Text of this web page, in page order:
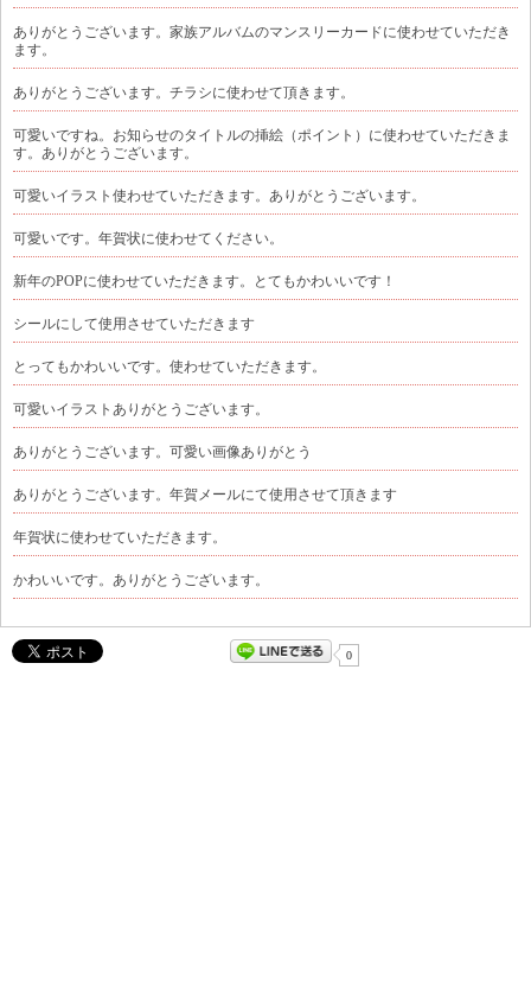
ありがとうございます。家族アルバムのマンスリーカードに使わせていただき
ます。
ありがとうございます。チラシに使わせて頂きます。
可愛いですね。お知らせのタイトルの挿絵（ポイント）に使わせていただきま
す。ありがとうございます。
可愛いイラスト使わせていただきます。ありがとうございます。
可愛いです。年賀状に使わせてください。
新年のPOPに使わせていただきます。とてもかわいいです！
シールにして使用させていただきます
とってもかわいいです。使わせていただきます。
可愛いイラストありがとうございます。
ありがとうございます。可愛い画像ありがとう
ありがとうございます。年賀メールにて使用させて頂きます
年賀状に使わせていただきます。
かわいいです。ありがとうございます。
0